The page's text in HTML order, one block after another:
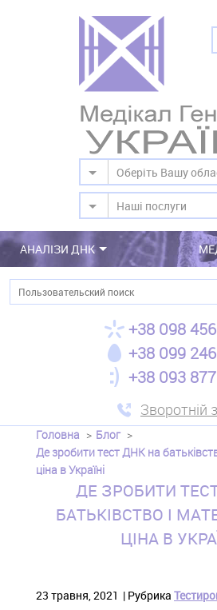
Оберіть Вашу
Наші послуги
АНАЛІЗИ ДНК
Пошук
+38 098
+38 099
+38 093
Зворотній
Головна
Блог
Де зробити тест ДНК на
ціна в Україні
ДЕ ЗРОБИТИ
БАТЬКІВСТВО І
ЦІНА В
23 травня, 2021 Рубрика